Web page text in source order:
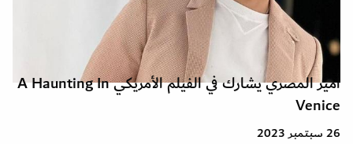
أمير المصري يشارك في الفيلم الأمريكي A Haunting In
Venice
26 سبتمبر 2023